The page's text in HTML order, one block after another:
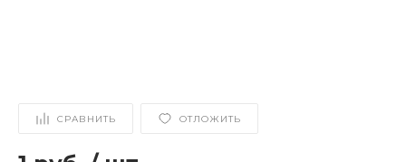
СРАВНИТЬ ОТЛОЖИТЬ